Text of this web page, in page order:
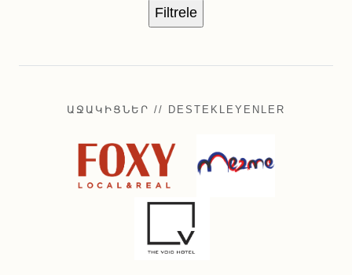
ԱՋԱԿԻՑՆԵՐ // DESTEKLEYENLER